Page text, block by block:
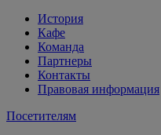
История
Кафе
Команда
Партнеры
Контакты
Правовая информация
Посетителям